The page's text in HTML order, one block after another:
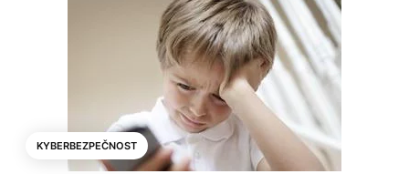
KYBERBEZPEČNOST